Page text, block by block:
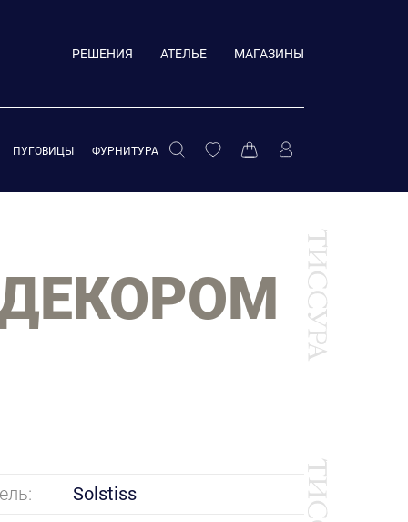
РЕШЕНИЯ АТЕЛЬЕ МАГАЗИНЫ
ПУГОВИЦЫ ФУРНИТУРА
Solstiss